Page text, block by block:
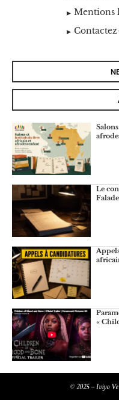
Mentions
Le
«
© 2025 – Iviyo